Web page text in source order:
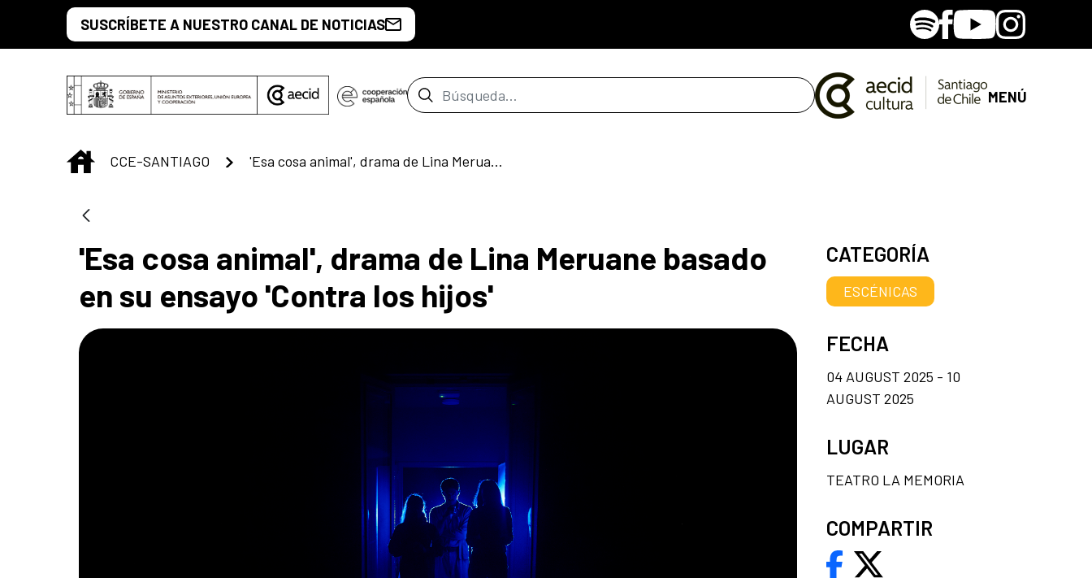
Saltar al contenido principal
SUSCRÍBETE A NUESTRO CANAL DE NOTICIAS SpotifyFacebook
YoutubeInstagram
Barra de búsqueda MENÚ
INICIO
CCE-SANTIAGO 'Esa cosa animal', drama de Lina Meruane basado en su ensayo 'Contra los hijos'
'Esa cosa animal', drama de Lina Meruane basado
en su ensayo 'Contra los hijos'
CATEGORÍA
ESCÉNICAS
FECHA
04 AUGUST 2025 - 10
AUGUST 2025
LUGAR
TEATRO LA MEMORIA
COMPARTIR